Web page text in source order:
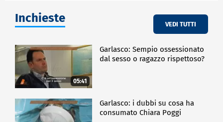
Inchieste VEDI TUTTI
05:41
Garlasco: Sempio ossessionato
dal sesso o ragazzo rispettoso?
Garlasco: i dubbi su cosa ha
consumato Chiara Poggi